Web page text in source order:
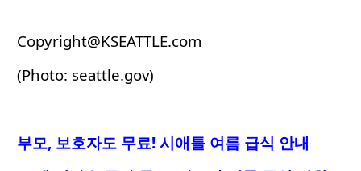
Copyright@KSEATTLE.com
(Photo: seattle.gov)
부모, 보호자도 무료! 시애틀 여름 급식 안내